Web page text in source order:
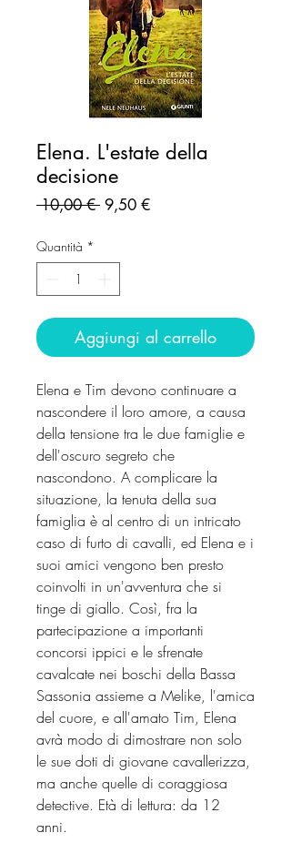
Elena. L'estate della
decisione
10,00 € Prezzo
9,50 €Prezzo
Quantità *
Aggiungi al carrello
Elena e Tim devono continuare a
nascondere il loro amore, a causa
della tensione tra le due famiglie e
dell'oscuro segreto che
nascondono. A complicare la
situazione, la tenuta della sua
famiglia è al centro di un intricato
caso di furto di cavalli, ed Elena e i
suoi amici vengono ben presto
coinvolti in un'avventura che si
tinge di giallo. Così, fra la
partecipazione a importanti
concorsi ippici e le sfrenate
cavalcate nei boschi della Bassa
Sassonia assieme a Melike, l'amica
del cuore, e all'amato Tim, Elena
avrà modo di dimostrare non solo
le sue doti di giovane cavallerizza,
ma anche quelle di coraggiosa
detective. Età di lettura: da 12
anni.